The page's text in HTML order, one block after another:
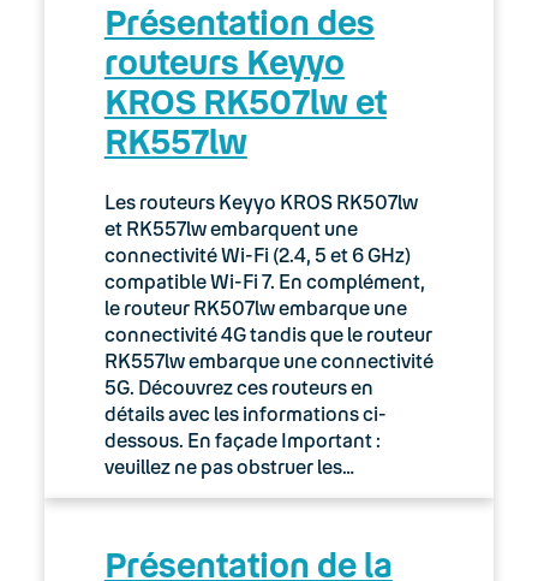
Présentation des
routeurs Keyyo
KROS RK507lw et
RK557lw
Les routeurs Keyyo KROS RK507lw
et RK557lw embarquent une
connectivité Wi-Fi (2.4, 5 et 6 GHz)
compatible Wi-Fi 7. En complément,
le routeur RK507lw embarque une
connectivité 4G tandis que le routeur
RK557lw embarque une connectivité
5G. Découvrez ces routeurs en
détails avec les informations ci-
dessous. En façade Important :
veuillez ne pas obstruer les…
Présentation de la